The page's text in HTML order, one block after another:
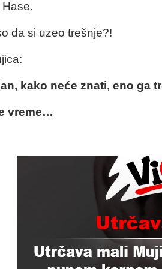
da si uzeo trešnje?!
kako neće znati, eno ga
vreme…